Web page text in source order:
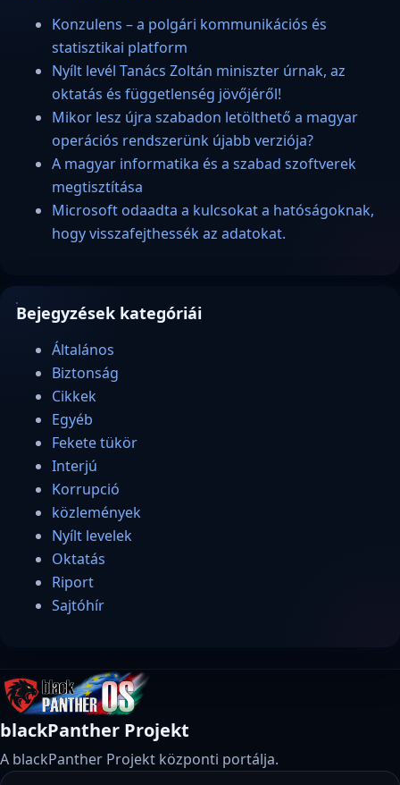
Konzulens – a polgári kommunikációs és
statisztikai platform
Nyílt levél Tanács Zoltán miniszter úrnak, az
oktatás és függetlenség jövőjéről!
Mikor lesz újra szabadon letölthető a magyar
operációs rendszerünk újabb verziója?
A magyar informatika és a szabad szoftverek
megtisztítása
Microsoft odaadta a kulcsokat a hatóságoknak,
hogy visszafejthessék az adatokat.
Bejegyzések kategóriái
Általános
Biztonság
Cikkek
Egyéb
Fekete tükör
Interjú
Korrupció
közlemények
Nyílt levelek
Oktatás
Riport
Sajtóhír
blackPanther Projekt
A blackPanther Projekt központi portálja.